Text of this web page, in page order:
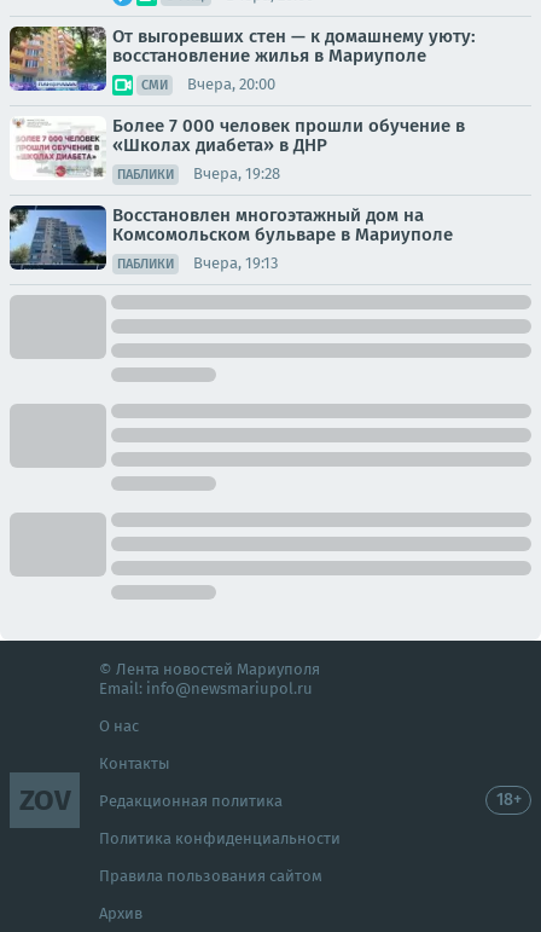
От выгоревших стен — к домашнему уюту:
восстановление жилья в Мариуполе
СМИ Вчера, 20:00
Более 7 000 человек прошли обучение в
«Школах диабета» в ДНР
ПАБЛИКИ Вчера, 19:28
Восстановлен многоэтажный дом на
Комсомольском бульваре в Мариуполе
ПАБЛИКИ Вчера, 19:13
ZOV
© Лента новостей Мариуполя
Email: info@newsmariupol.ru
О нас
Контакты
Редакционная политика
Политика конфиденциальности
Правила пользования сайтом
Архив
18+